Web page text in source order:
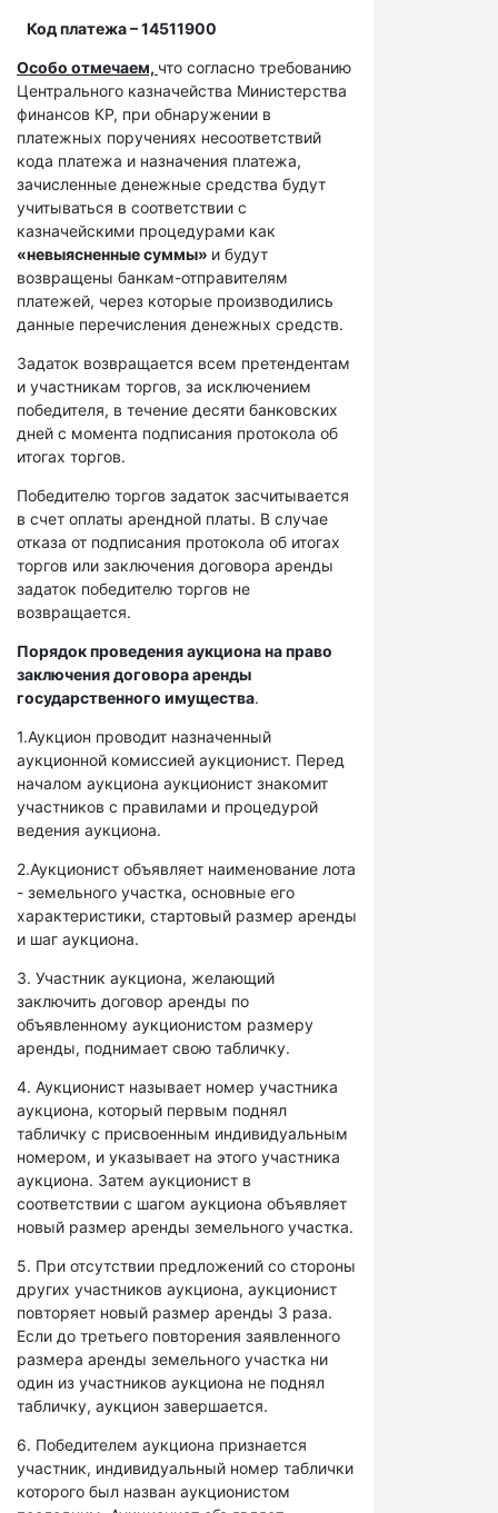
Код платежа – 14511900
Особо отмечаем, что согласно требованию
Центрального казначейства Министерства
финансов КР, при обнаружении в
платежных поручениях несоответствий
кода платежа и назначения платежа,
зачисленные денежные средства будут
учитываться в соответствии с
казначейскими процедурами как
«невыясненные суммы» и будут
возвращены банкам-отправителям
платежей, через которые производились
данные перечисления денежных средств.
Задаток возвращается всем претендентам
и участникам торгов, за исключением
победителя, в течение десяти банковских
дней с момента подписания протокола об
итогах торгов.
Победителю торгов задаток засчитывается
в счет оплаты арендной платы. В случае
отказа от подписания протокола об итогах
торгов или заключения договора аренды
задаток победителю торгов не
возвращается.
Порядок проведения аукциона на право
заключения договора аренды
государственного имущества.
1.Аукцион проводит назначенный
аукционной комиссией аукционист. Перед
началом аукциона аукционист знакомит
участников с правилами и процедурой
ведения аукциона.
2.Аукционист объявляет наименование лота
- земельного участка, основные его
характеристики, стартовый размер аренды
и шаг аукциона.
3. Участник аукциона, желающий
заключить договор аренды по
объявленному аукционистом размеру
аренды, поднимает свою табличку.
4. Аукционист называет номер участника
аукциона, который первым поднял
табличку с присвоенным индивидуальным
номером, и указывает на этого участника
аукциона. Затем аукционист в
соответствии с шагом аукциона объявляет
новый размер аренды земельного участка.
5. При отсутствии предложений со стороны
других участников аукциона, аукционист
повторяет новый размер аренды 3 раза.
Если до третьего повторения заявленного
размера аренды земельного участка ни
один из участников аукциона не поднял
табличку, аукцион завершается.
6. Победителем аукциона признается
участник, индивидуальный номер таблички
которого был назван аукционистом